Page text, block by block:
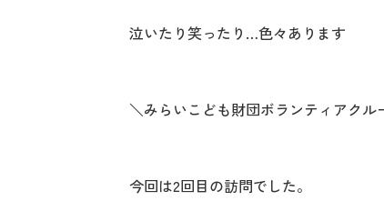
泣いたり笑ったり…色々あります
＼みらいこども財団ボランティアク
今回は2回目の訪問でした。